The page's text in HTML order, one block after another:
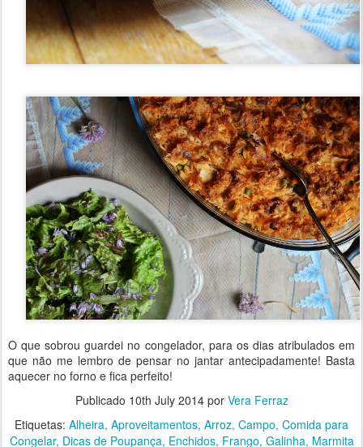
O que sobrou guardei no congelador, para os dias atribulados em
que não me lembro de pensar no jantar antecipadamente! Basta
aquecer no forno e fica perfeito!
Publicado 10th July 2014por Vera Ferraz
Etiquetas: Alheira Aproveitamentos Arroz Campo Comida para
Congelar Dicas de Poupança Enchidos Frango Galinha Marmita